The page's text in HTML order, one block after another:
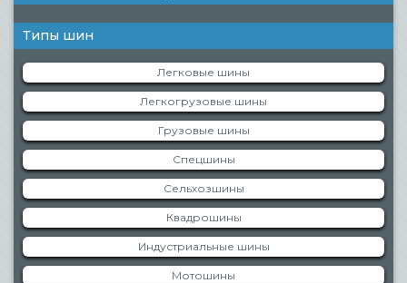
Типы шин
Легковые шины
Легкогрузовые шины
Грузовые шины
Спецшины
Сельхозшины
Квадрошины
Индустриальные шины
Мотошины